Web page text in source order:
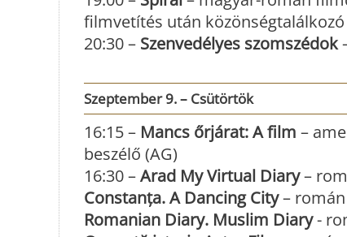
filmvetítés után
20:30 – Szenvedélyes szomszédok
Szeptember 9. – Csütörtök
16:15 – Mancs őrjárat: A film –
beszélő (AG)
16:30 –Arad My Virtual Diary–
Constanța. A Dancing City– román
Romanian Diary. Muslim Diary-